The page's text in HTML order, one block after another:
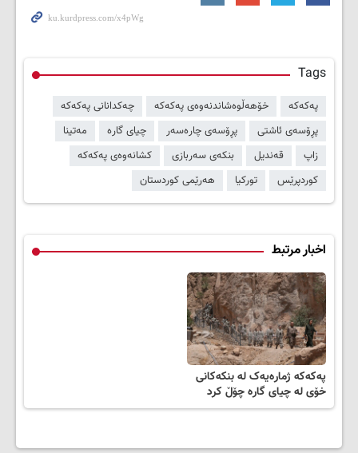
Tags
پەکەکە خۆهەڵوەشاندنەوەی پەکەکە
چەکدانانی پەکەکە
پڕۆسەی ئاشتی
پڕۆسەی چارەسەر چیای گارە
مەتینا
زاپ
قەندیل بنکەی سەربازی
کشانەوەی پەکەکە
کوردپرێس
تورکیا هەرێمی کوردستان
اخبار مرتبط
پەکەکە ژمارەیەک لە بنکەکانی
خۆی لە چیای گارە چۆڵ کرد